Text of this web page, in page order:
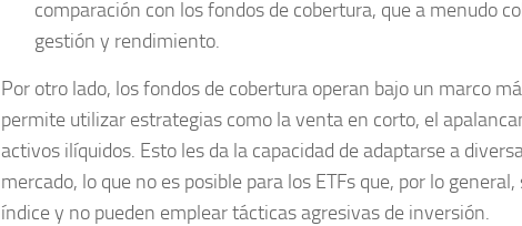
comparación con los fondos de cobertura, que a menudo
gestión y rendimiento.
Por otro lado, los fondos de cobertura operan bajo un marco
permite utilizar estrategias como la venta en corto, el
activos ilíquidos. Esto les da la capacidad de adaptarse a
mercado, lo que no es posible para los ETFs que, por lo
índice y no pueden emplear tácticas agresivas de inversión.